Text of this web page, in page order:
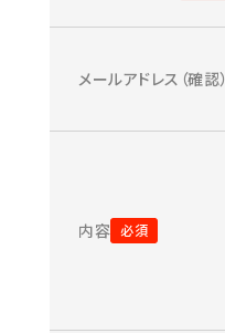
メールアドレス（確認）
内容